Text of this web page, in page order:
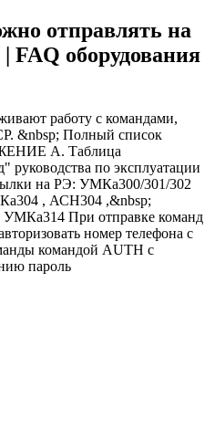
отправлять на
FAQ оборудования
работу с командами,
&nbsp; Полный список
А. Таблица
руководства по эксплуатации
на РЭ: УМКа300/301/302
, АСН304 ,&nbsp;
При отправке команд
номер телефона с
командой AUTH с
пароль